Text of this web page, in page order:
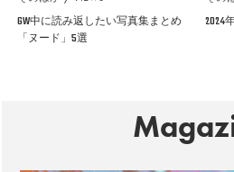
GW中に読み返したい写真集まとめ
「ヌード」5選
2024